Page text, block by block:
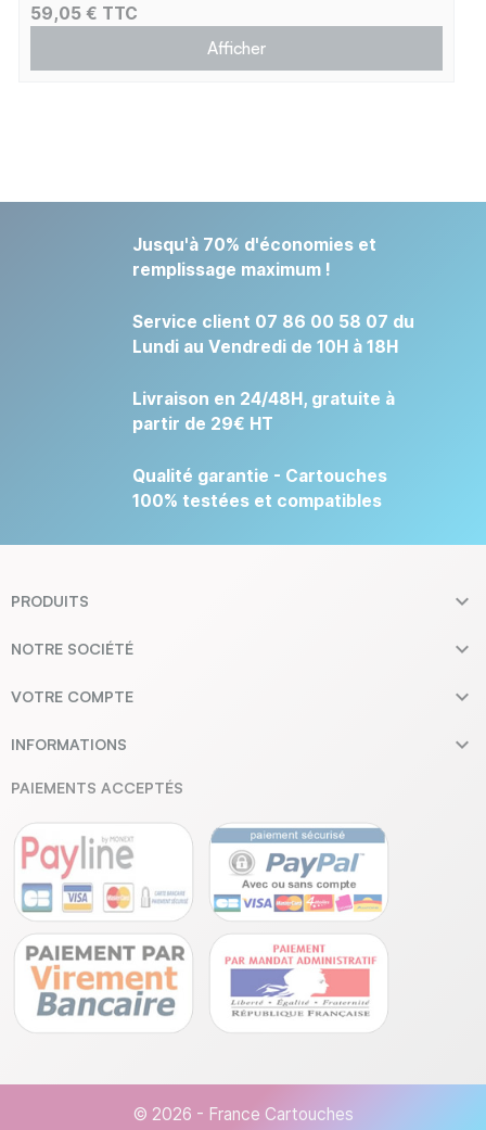
59,05 € TTC
Afficher
Jusqu'à 70% d'économies et
remplissage maximum !
Service client 07 86 00 58 07 du
Lundi au Vendredi de 10H à 18H
Livraison en 24/48H, gratuite à
partir de 29€ HT
Qualité garantie - Cartouches
100% testées et compatibles
PRODUITS 
NOTRE SOCIÉTÉ 
VOTRE COMPTE 
INFORMATIONS 
PAIEMENTS ACCEPTÉS
© 2026 - France Cartouches